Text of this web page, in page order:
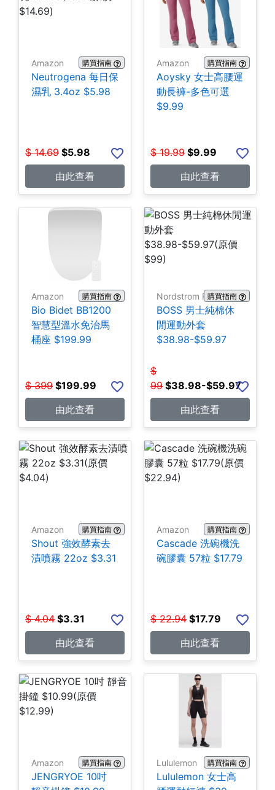
Amazon 購買指南
Neutrogena 每日保
濕乳 3.4oz $5.98
$ 14.69 $5.98
由此查看
Amazon 購買指南
Aoysky 女士高腰運
動長褲-多色可選
$9.99
$ 19.99 $9.99
由此查看
Amazon 購買指南
Bio Bidet BB1200
智慧型溫水免治馬
桶座 $199.99
$ 399 $199.99
由此查看
Nordstrom Rack購買指南
BOSS 男士純棉休
閒運動外套
$38.98-$59.97
$
99 $38.98-$59.97
由此查看
Amazon 購買指南
Shout 強效酵素去
漬噴霧 22oz $3.31
$ 4.04 $3.31
由此查看
Amazon 購買指南
Cascade 洗碗機洗
碗膠囊 57粒 $17.79
$ 22.94 $17.79
由此查看
Amazon 購買指南
JENGRYOE 10吋
Lululemon 購買指南
Lululemon 女士高